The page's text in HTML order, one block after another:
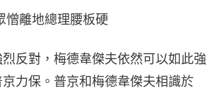
憎離地總理腰板硬
反對，梅德韋傑夫依然可以如此強
力保。普京和梅德韋傑夫相識於